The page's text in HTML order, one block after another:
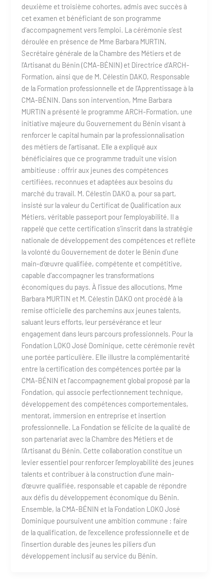
deuxième et troisième cohortes, admis avec succès à
cet examen et bénéficiant de son programme
d’accompagnement vers l’emploi. La cérémonie s’est
déroulée en présence de Mme Barbara MURTIN,
Secrétaire générale de la Chambre des Métiers et de
l’Artisanat du Bénin (CMA-BÉNIN) et Directrice d’ARCH-
Formation, ainsi que de M. Célestin DAKO, Responsable
de la Formation professionnelle et de l’Apprentissage à la
CMA-BÉNIN. Dans son intervention, Mme Barbara
MURTIN a présenté le programme ARCH-Formation, une
initiative majeure du Gouvernement du Bénin visant à
renforcer le capital humain par la professionnalisation
des métiers de l’artisanat. Elle a expliqué aux
bénéficiaires que ce programme traduit une vision
ambitieuse : offrir aux jeunes des compétences
certifiées, reconnues et adaptées aux besoins du
marché du travail. M. Célestin DAKO a, pour sa part,
insisté sur la valeur du Certificat de Qualification aux
Métiers, véritable passeport pour l’employabilité. Il a
rappelé que cette certification s’inscrit dans la stratégie
nationale de développement des compétences et reflète
la volonté du Gouvernement de doter le Bénin d’une
main-d’œuvre qualifiée, compétente et compétitive,
capable d’accompagner les transformations
économiques du pays. À l’issue des allocutions, Mme
Barbara MURTIN et M. Célestin DAKO ont procédé à la
remise officielle des parchemins aux jeunes talents,
saluant leurs efforts, leur persévérance et leur
engagement dans leurs parcours professionnels. Pour la
Fondation LOKO José Dominique, cette cérémonie revêt
une portée particulière. Elle illustre la complémentarité
entre la certification des compétences portée par la
CMA-BÉNIN et l’accompagnement global proposé par la
Fondation, qui associe perfectionnement technique,
développement des compétences comportementales,
mentorat, immersion en entreprise et insertion
professionnelle. La Fondation se félicite de la qualité de
son partenariat avec la Chambre des Métiers et de
l’Artisanat du Bénin. Cette collaboration constitue un
levier essentiel pour renforcer l’employabilité des jeunes
talents et contribuer à la construction d’une main-
d’œuvre qualifiée, responsable et capable de répondre
aux défis du développement économique du Bénin.
Ensemble, la CMA-BÉNIN et la Fondation LOKO José
Dominique poursuivent une ambition commune : faire
de la qualification, de l’excellence professionnelle et de
l’insertion durable des jeunes les piliers d’un
développement inclusif au service du Bénin.